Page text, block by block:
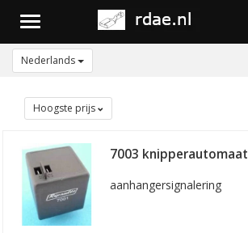
Toggle
Nederlands
Hoogste prijs
7003 knipperautomaat
aanhangersignalering